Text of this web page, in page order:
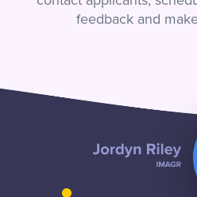
feedback and